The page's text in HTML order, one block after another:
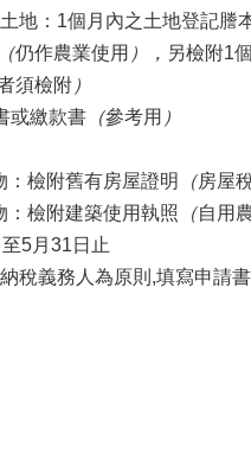
地： 1個月內之土地登記謄
（仍作農業使用 ）， 另檢附1
須檢附 ）
或繳款書 （參考用 ）
檢附舊有房屋證明
（房屋
檢附建築使用執照
（自用
至5月 31 日止
稅義務人為原則 ,填寫申請